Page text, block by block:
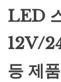
LED
12V/
등 제